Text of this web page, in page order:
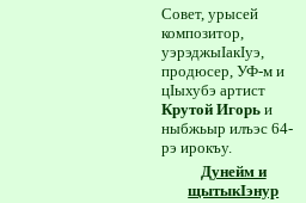
Совет, урысей
композитор,
уэрэджыIакIуэ,
продюсер, УФ-м и
цIыхубэ артист
Крутой Игорь и
ныбжьыр илъэс 64-
рэ ирокъу.
Дунейм и
щытыкIэнур